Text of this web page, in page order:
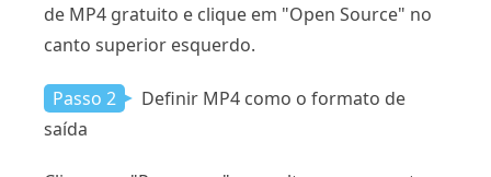
de MP4 gratuito e clique em "Open Source" no
canto superior esquerdo.
Passo 2
Definir MP4 como o formato de
saída